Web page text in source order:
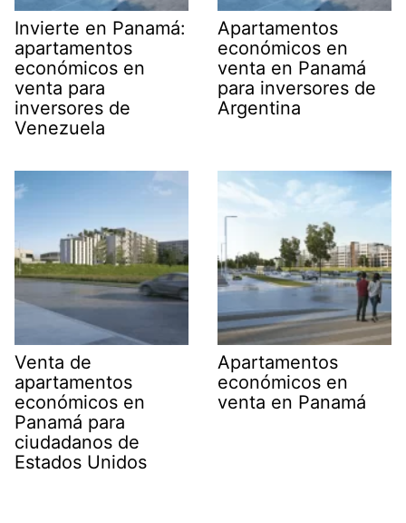
Invierte en Panamá:
apartamentos
económicos en
venta para
inversores de
Venezuela
Apartamentos
económicos en
venta en Panamá
para inversores de
Argentina
Venta de
apartamentos
económicos en
Panamá para
ciudadanos de
Estados Unidos
Apartamentos
económicos en
venta en Panamá